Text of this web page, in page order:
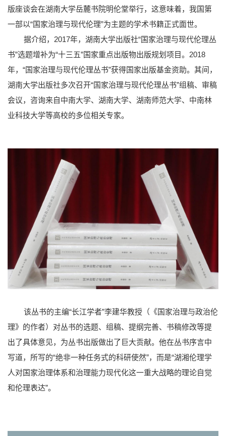
版座谈会在湖南大学岳麓书院明伦堂举行，这意味着，我国第
一部以“国家治理与现代伦理”为主题的学术书籍正式面世。
据介绍，2017年，湖南大学出版社“国家治理与现代伦理丛
书”选题增补为“十三五”国家重点出版物出版规划项目。2018
年，“国家治理与现代伦理丛书”获得国家出版基金资助。其间，
湖南大学出版社多次召开“国家治理与现代伦理丛书”组稿、审稿
会议，咨询来自中南大学、湖南大学、湖南师范大学、中南林
业科技大学等高校的多位相关专家。
该丛书的主编“长江学者”李建华教授（《国家治理与政治伦
理》的作者）对丛书的选题、组稿、提纲完善、书稿修改等提
出了具体意见，为丛书出版做出了巨大贡献。他在丛书序言中
写道，所写的“绝非一种任务式的科研使然”，而是“湖湘伦理学
人对国家治理体系和治理能力现代化这一重大战略的理论自觉
和伦理表达”。